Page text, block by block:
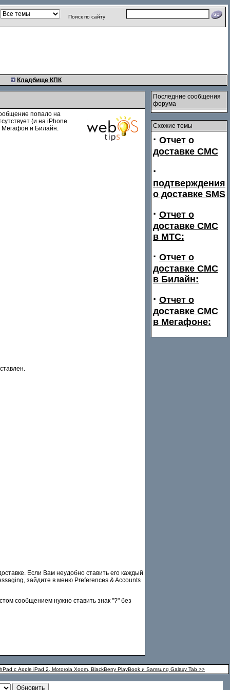
Поиск по сайту
Кладбище КПК
попало на
(и на iPhone
Мегафон и Билайн.
Если Вам неудобно ставить его каждый
зайдите в меню Preferences & Accounts
сообщением нужно ставить знак "?" без
Последние сообщения
форума
Схожие темы
· Отчет о
доставке СМС
·
подтверждения
о доставке SMS
· Отчет о
доставке СМС
в МТС:
· Отчет о
доставке СМС
в Билайн:
· Отчет о
доставке СМС
в Мегафоне:
с Apple iPad 2, Motorola Xoom, BlackBerry PlayBook и Samsung Galaxy Tab >>